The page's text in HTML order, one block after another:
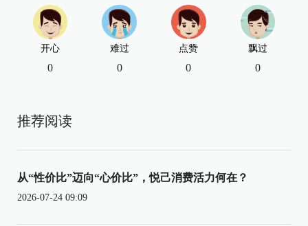
开心
0
难过
0
点赞
0
飘过
0
推荐阅读
从“性价比”迈向“心价比”，悦己消费活力何在？
2026-07-24 09:09